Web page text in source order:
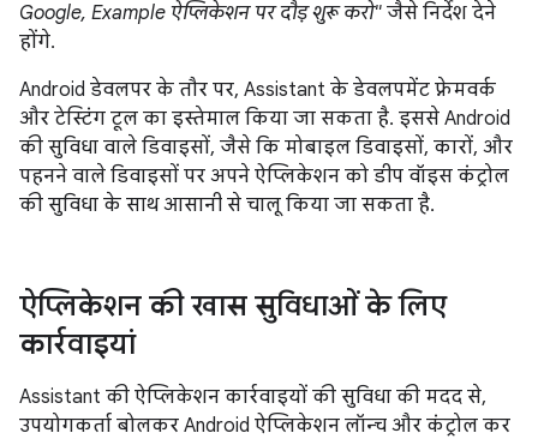
Google, Example ऐप्लिकेशन पर दौड़ शुरू करो" जैसे निर्देश देने
होंगे.
Android डेवलपर के तौर पर, Assistant के डेवलपमेंट फ़्रेमवर्क
और टेस्टिंग टूल का इस्तेमाल किया जा सकता है. इससे Android
की सुविधा वाले डिवाइसों, जैसे कि मोबाइल डिवाइसों, कारों, और
पहनने वाले डिवाइसों पर अपने ऐप्लिकेशन को डीप वॉइस कंट्रोल
की सुविधा के साथ आसानी से चालू किया जा सकता है.
ऐप्लिकेशन की खास सुविधाओं के लिए
कार्रवाइयां
Assistant की ऐप्लिकेशन कार्रवाइयों की सुविधा की मदद से,
उपयोगकर्ता बोलकर Android ऐप्लिकेशन लॉन्च और कंट्रोल कर